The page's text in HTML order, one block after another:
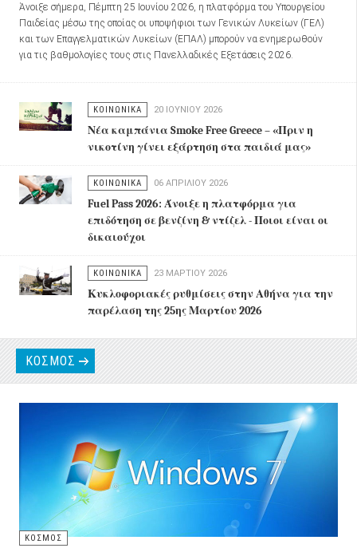
Άνοιξε σήμερα, Πέμπτη 25 Ιουνίου 2026, η πλατφόρμα του Υπουργείου
Παιδείας μέσω της οποίας οι υποψήφιοι των Γενικών Λυκείων (ΓΕΛ)
και των Επαγγελματικών Λυκείων (ΕΠΑΛ) μπορούν να ενημερωθούν
για τις βαθμολογίες τους στις Πανελλαδικές Εξετάσεις 2026.
ΚΟΙΝΩΝΙΚΑ 20 ΙΟΥΝΊΟΥ 2026
Νέα καμπάνια Smoke Free Greece – «Πριν η
νικοτίνη γίνει εξάρτηση στα παιδιά μας»
ΚΟΙΝΩΝΙΚΑ 06 ΑΠΡΙΛΊΟΥ 2026
Fuel Pass 2026: Άνοιξε η πλατφόρμα για
επιδότηση σε βενζίνη & ντίζελ - Ποιοι είναι οι
δικαιούχοι
ΚΟΙΝΩΝΙΚΑ 23 ΜΑΡΤΊΟΥ 2026
Κυκλοφοριακές ρυθμίσεις στην Αθήνα για την
παρέλαση της 25ης Μαρτίου 2026
ΚΟΣΜΟΣ
ΚΟΣΜΟΣ